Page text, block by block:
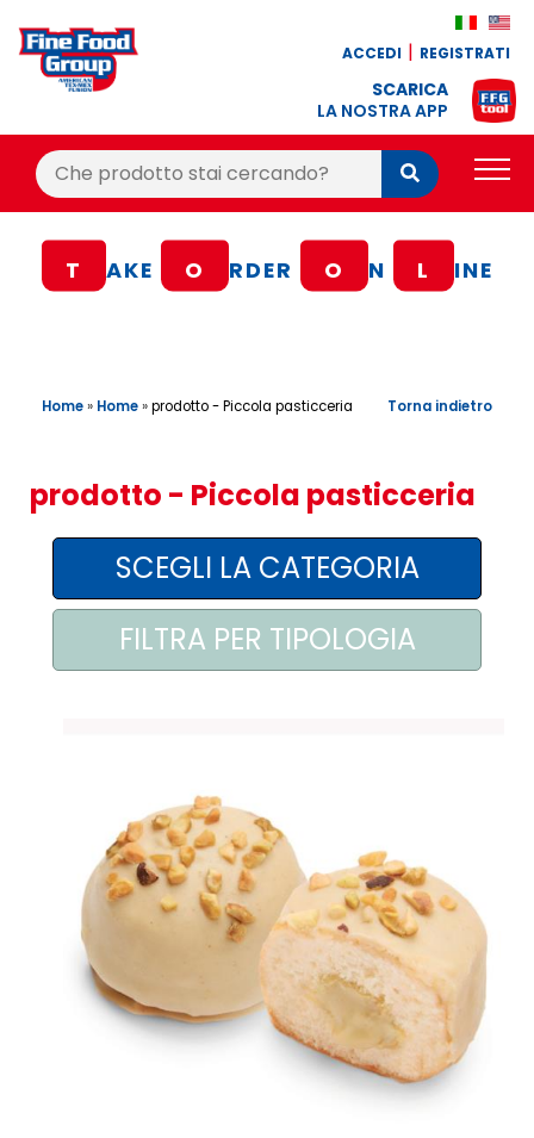
ACCEDI REGISTRATI
SCARICA
LA NOSTRA APP
Cerca:
Cerca
BLOG
CONTATTI
AREA AGENTI
T AKE O RDER O N L INE
Home» Home»prodotto - Piccola pasticceria Torna indietro
prodotto - Piccola pasticceria